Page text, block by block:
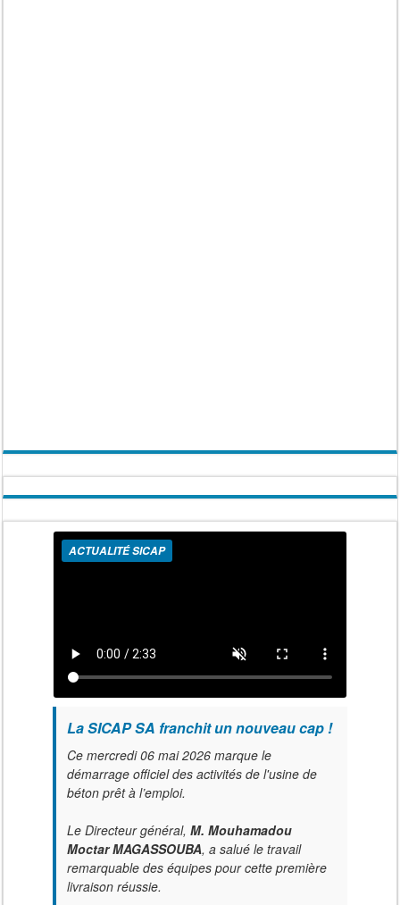
ACTUALITÉ SICAP
La SICAP SA franchit un nouveau cap !
Ce mercredi 06 mai 2026 marque le
démarrage officiel des activités de l'usine de
béton prêt à l’emploi.
Le Directeur général, M. Mouhamadou
Moctar MAGASSOUBA, a salué le travail
remarquable des équipes pour cette première
livraison réussie.